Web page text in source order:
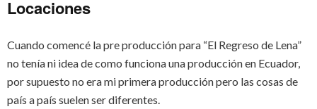
Locaciones
Cuando comencé la pre producción para “El Regreso de Lena”
no tenía ni idea de como funciona una producción en Ecuador,
por supuesto no era mi primera producción pero las cosas de
país a país suelen ser diferentes.